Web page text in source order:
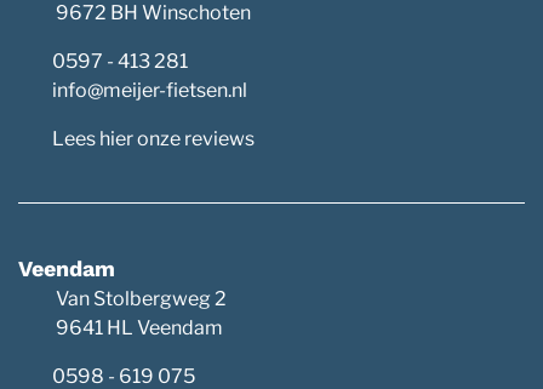
9672 BH Winschoten
0597 - 413 281
info@meijer-fietsen.nl
Lees hier onze reviews
Veendam
Van Stolbergweg 2
9641 HL Veendam
0598 - 619 075